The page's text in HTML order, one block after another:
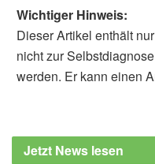
Kiely,
acuity over
Wichtiger Hinweis:
Dieser Artikel enthält
nicht zur
werden. Er kann einen
Jetzt News lesen